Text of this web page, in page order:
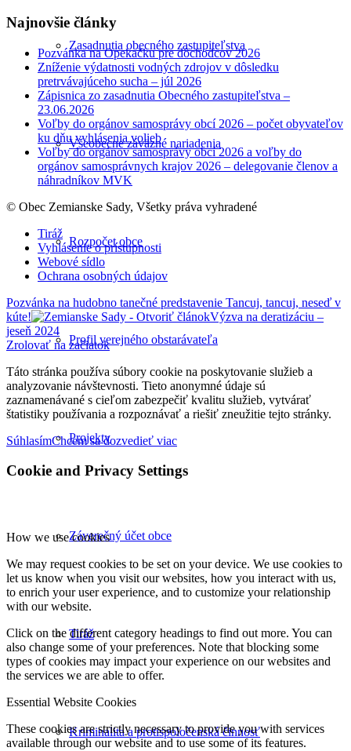
Zasadnutia obecného zastupiteľstva
Všeobecne záväzné nariadenia
Rozpočet obce
Profil verejného obstarávateľa
Projekty
Záverečný účet obce
Tiráž
Kriminalita a protispoločenská činnosť
Najnovšie články
Pozvánka na Opekačku pre dôchodcov 2026
Zníženie výdatnosti vodných zdrojov v dôsledku
pretrvávajúceho sucha – júl 2026
Zápisnica zo zasadnutia Obecného zastupiteľstva –
23.06.2026
Voľby do orgánov samosprávy obcí 2026 – počet obyvateľov
ku dňu vyhlásenia volieb
Voľby do orgánov samosprávy obcí 2026 a voľby do
orgánov samosprávnych krajov 2026 – delegovanie členov a
náhradníkov MVK
© Obec Zemianske Sady, Všetky práva vyhradené
Tiráž
Vyhlásenie o prístupnosti
Webové sídlo
Ochrana osobných údajov
Pozvánka na hudobno tanečné predstavenie Tancuj, tancuj, neseď v
kúte!
Výzva na deratizáciu –
jeseň 2024
Zrolovať na začiatok
Táto stránka používa súbory cookie na poskytovanie služieb a
analyzovanie návštevnosti. Tieto anonymné údaje sú
zaznamenávané s cieľom zabezpečiť kvalitu služieb, vytvárať
štatistiky používania a rozpoznávať a riešiť zneužitie tejto stránky.
SúhlasímChcem sa dozvedieť viac
Cookie and Privacy Settings
How we use cookies
We may request cookies to be set on your device. We use cookies to
let us know when you visit our websites, how you interact with us,
to enrich your user experience, and to customize your relationship
with our website.
Click on the different category headings to find out more. You can
also change some of your preferences. Note that blocking some
types of cookies may impact your experience on our websites and
the services we are able to offer.
Essential Website Cookies
These cookies are strictly necessary to provide you with services
available through our website and to use some of its features.